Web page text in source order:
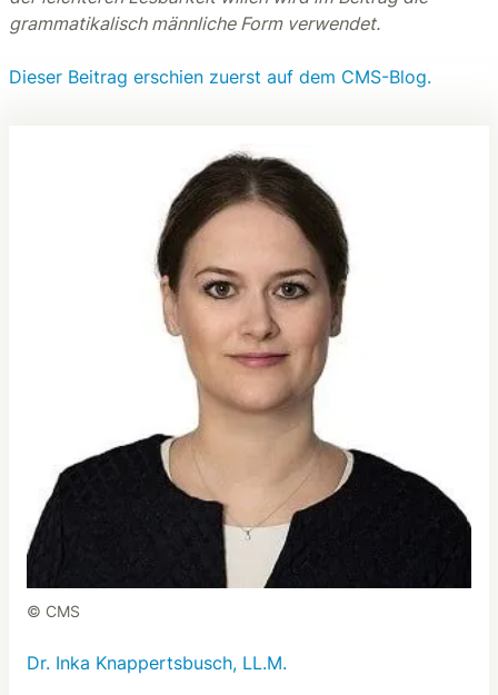
grammatikalisch männliche Form verwendet.
Dieser Beitrag erschien zuerst auf dem CMS-Blog.
© CMS
Dr. Inka Knappertsbusch, LL.M.